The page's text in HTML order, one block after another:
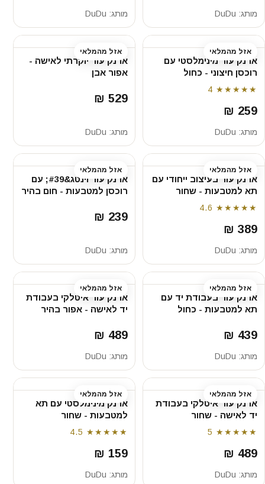
מותג: DuDu מותג: DuDu
אזל מהמלאי
ארנק עור מינימלסטי עם
רוכסן חיצוני - כחול
★★★★★
4
259 ₪
מותג: DuDu
אזל מהמלאי
ארנק עור יוקרתי לאישה -
אפור אבן
529 ₪
מותג: DuDu
אזל מהמלאי
ארנק עור בעיצוב ייחודי עם
תא למטבעות - שחור
★★★★★
4.6
389 ₪
מותג: DuDu
אזל מהמלאי
ארנק עור וינטג&#39; עם
רוכסן למטבעות - חום בהיר
239 ₪
מותג: DuDu
אזל מהמלאי
ארנק עור בעבודת יד עם
תא למטבעות - כחול
439 ₪
מותג: DuDu
אזל מהמלאי
ארנק עור איטלקי בעבודת
יד לאישה - אפור בהיר
489 ₪
מותג: DuDu
אזל מהמלאי
ארנק עור איטלקי בעבודת
יד לאישה - שחור
★★★★★
5
489 ₪
מותג: DuDu
אזל מהמלאי
ארנק מינימלסטי עם תא
למטבעות - שחור
★★★★★
4.5
159 ₪
מותג: DuDu